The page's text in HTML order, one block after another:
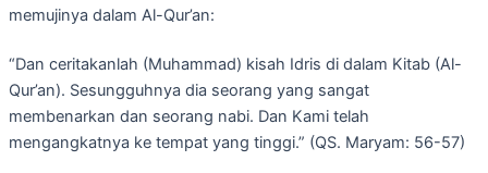
memujinya dalam Al-Qur’an:
“Dan ceritakanlah (Muhammad) kisah Idris di dalam Kitab (Al-
Qur’an). Sesungguhnya dia seorang yang sangat
membenarkan dan seorang nabi. Dan Kami telah
mengangkatnya ke tempat yang tinggi.” (QS. Maryam: 56-57)